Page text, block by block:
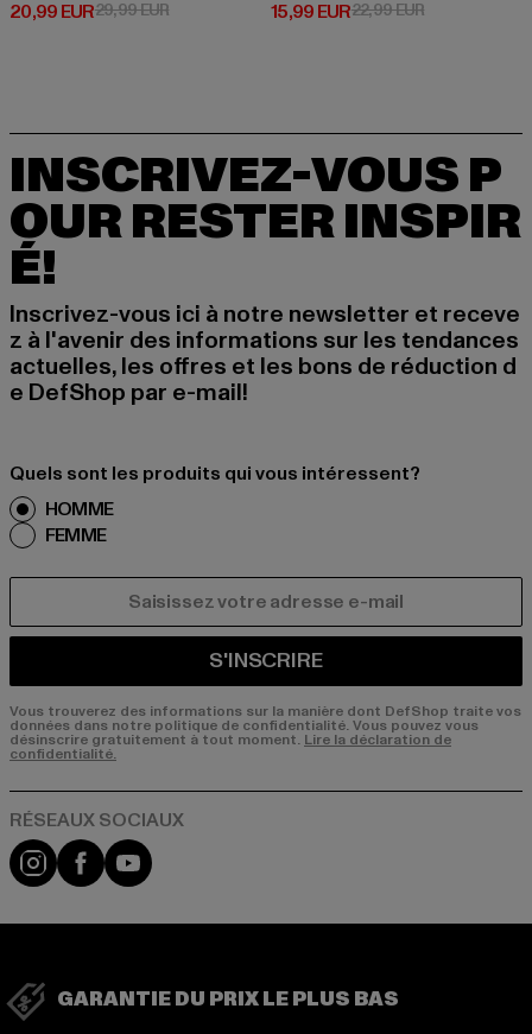
20,99 EUR
Prix courant: 20,99 EUR
29,99 EURPrix en promotion: 29,99 EUR
15,99 EUR
Prix courant: 15,99 EUR
22,99 EURPrix en
INSCRIVEZ-VOUS P
OUR RESTER INSPIR
É!
Inscrivez-vous ici à notre newsletter et receve
z à l'avenir des informations sur les tendances
actuelles, les offres et les bons de réduction d
e DefShop par e-mail!
Quels sont les produits qui vous intéressent?
HOMME
FEMME
S'INSCRIRE
Vous trouverez des informations sur la manière dont DefShop traite vos
données dans notre politique de confidentialité. Vous pouvez vous
désinscrire gratuitement à tout moment. Lire la déclaration de
confidentialité.
Visit our Instagram page:
Visit our Facebook page:
Visit our YouTube channel:
GARANTIE DU PRIX LE PLUS BAS